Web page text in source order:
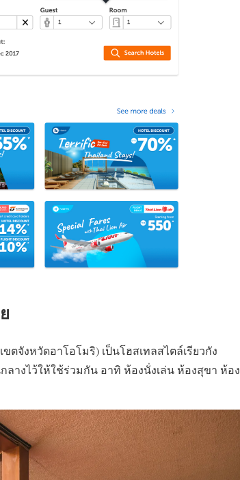
ขตจังหวัดอาโอโมริ) เป็นโฮสเทลสไตล์เรียวกัง
างไว้ให้ใช้ร่วมกัน อาทิ ห้องนั่งเล่น ห้องสุขา ห้อง